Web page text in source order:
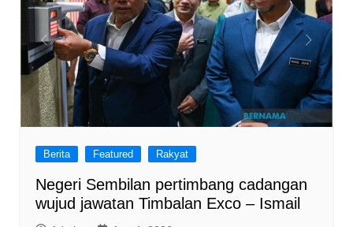
Berita Featured Rakyat
Negeri Sembilan pertimbang cadangan
wujud jawatan Timbalan Exco – Ismail